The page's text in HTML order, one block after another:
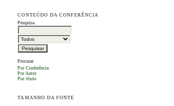
CONTEÚDO DA CONFERÊNCIA
Pesquisa
Procurar
Por Conferência
Por Autor
Por título
TAMANHO DA FONTE